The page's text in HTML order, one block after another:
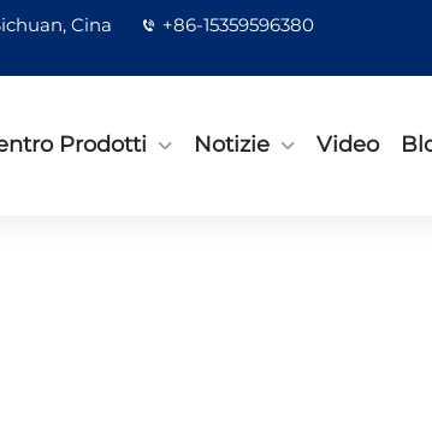
Cina
+86-15359596380
Prodotti Notizie Video